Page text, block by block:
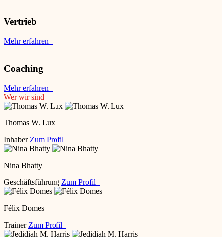
Vertrieb
Mehr erfahren
Coaching
Mehr erfahren
Wer wir sind
Thomas W. Lux
Inhaber Zum Profil
Nina Bhatty
Geschäftsführung Zum Profil
Félix Domes
Trainer Zum Profil